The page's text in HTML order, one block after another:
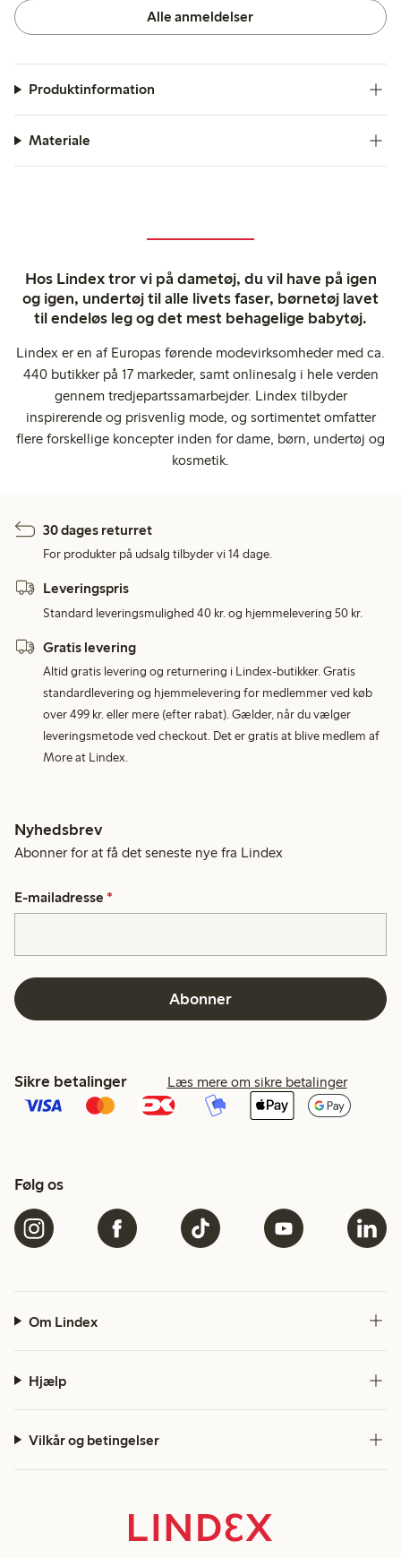
Alle anmeldelser
Produktinformation
Materiale
Hos Lindex tror vi på dametøj, du vil have på igen
og igen, undertøj til alle livets faser, børnetøj lavet
til endeløs leg og det mest behagelige babytøj.
Lindex er en af Europas førende modevirksomheder med ca.
440 butikker på 17 markeder, samt onlinesalg i hele verden
gennem tredjepartssamarbejder. Lindex tilbyder
inspirerende og prisvenlig mode, og sortimentet omfatter
flere forskellige koncepter inden for dame, børn, undertøj og
kosmetik.
30 dages returret
For produkter på udsalg tilbyder vi 14 dage.
Leveringspris
Standard leveringsmulighed 40 kr. og hjemmelevering 50 kr.
Gratis levering
Altid gratis levering og returnering i Lindex-butikker. Gratis
standardlevering og hjemmelevering for medlemmer ved køb
over 499 kr. eller mere (efter rabat). Gælder, når du vælger
leveringsmetode ved checkout. Det er gratis at blive medlem af
More at Lindex.
Nyhedsbrev
Abonner for at få det seneste nye fra Lindex
E-mailadresse *
Abonner
Sikre betalinger Læs mere om sikre betalinger
Følg os
Om Lindex
Hjælp
Vilkår og betingelser